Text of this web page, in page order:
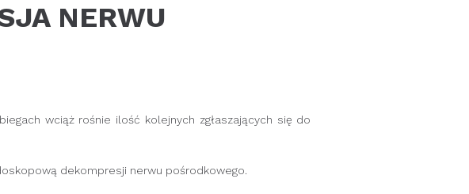
NERWU
wciąż rośnie ilość kolejnych zgłaszających się do
dekompresji nerwu pośrodkowego.